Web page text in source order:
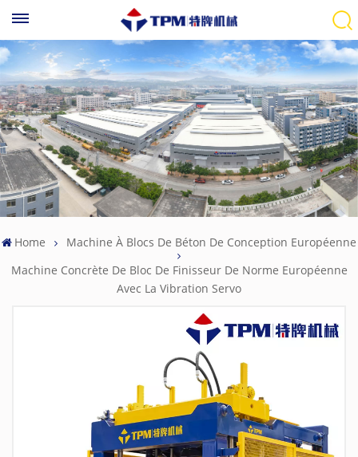
Home
Machine À Blocs De Béton De Conception Européenne
Machine Concrète De Bloc De Finisseur De Norme Européenne
Avec La Vibration Servo